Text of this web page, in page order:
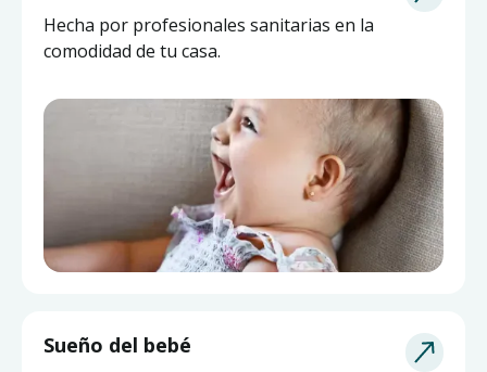
Hecha por profesionales sanitarias en la
comodidad de tu casa.
Sueño del bebé